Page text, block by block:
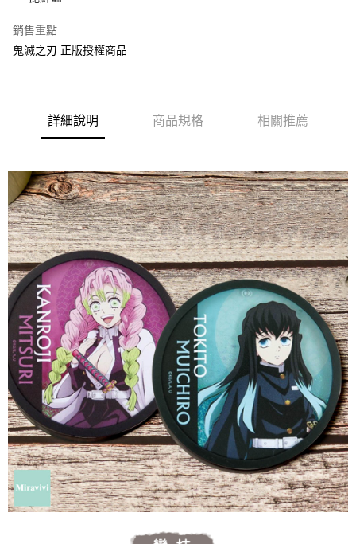
AFTEE先享後付
相關說明
２．便利：只要手機號碼，簡訊認證，即可結帳。
１．於結帳方式選擇「AFTEE先享後付」後，將跳轉至「AFTEE先享後付」
結帳頁面，進行簡訊認證並確認金額後，即可完成結帳。
２．訂單成立數日內，您將收到繳費通知簡訊。
３．收到繳費通知簡訊後14天內，點擊此簡訊中的連結，可透過四大超商／
ATM／網路銀行／等多元方式進行付款，方視為交易完成。
※ 請注意：結帳手續完成當下不需立刻繳費，但若您需要取消訂單，請聯絡
購買商品的店家。未經商家同意取消之訂單仍視為有效，需透過AFTEE先享
後付繳納相關費用。
※ 交易是否成功請以「AFTEE先享後付 」之結帳頁面顯示為準，若有關於
是否繳費成功／繳費後需取消欲退款等相關疑問，請聯繫「AFTEE先享後付
客戶支援中心」https://netprotections.freshdesk.com/support/home
【注意事項】
１．透過由恩沛科技股份有限公司提供之「AFTEE先享後付」服務完成之交
易，需依本服務之必要範圍內提供個人資料，並將交易相關給付款項請求債
權轉讓予恩沛科技股份有限公司。
２．關於個人資料處理事宜，請瀏覽以下網址：
https://aftee.tw/terms/#terms3
３．未成年的使用者請事先徵得法定代理人或監護人之同意方可使用
「AFTEE先享後付」，若未經同意申辦者引起之損失，本公司不負相關責
任。
４．使用「AFTEE先享後付」時，將依據個別帳號之用戶狀況，依本公司即
時審查核予不同之上限額度；若仍有額度不足之情形，本公司將視審查結果
請求用戶進行身份認證。
恩沛科技股份有限公司將有權停止該用戶之使用額度並採取法律行動。
全家付款取貨
付款後全家取貨
每筆NT$60，滿NT$499(含以上)免運費
7-11付款取貨
每筆NT$60，滿NT$499(含以上)免運費
付款後7-11取貨
每筆NT$60，滿NT$499(含以上)免運費
宅配
每筆NT$120，滿NT$499(含以上)免運費
海外宅配 查看運費
銷售重點
鬼滅之刃 正版授權商品
詳細說明 商品規格 相關推薦